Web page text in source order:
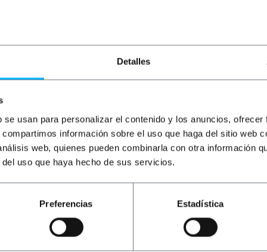
Detalles
usan para personalizar el contenido y los anuncios,
información sobre el uso que haga del sitio web
web, quienes pueden combinarla con otra información
uso que haya hecho de sus servicios.
Preferencias Estadística
Entrega imediata REF: ML012
€0,10com IVA
Entrega imediata REF: ML014